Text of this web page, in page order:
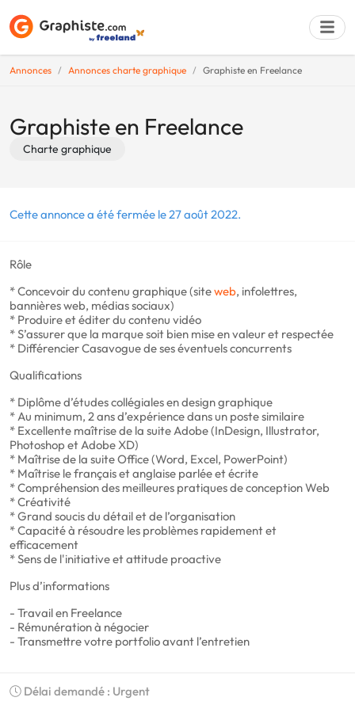
Annonces Annonces charte graphique Graphiste en Freelance
Graphiste en Freelance
Charte graphique
Cette annonce a été fermée le 27 août 2022.
Rôle
* Concevoir du contenu graphique (siteweb, infolettres,
bannières web, médias sociaux)
* Produire et éditer du contenu vidéo
* S’assurer que la marque soit bien mise en valeur et respectée
* Différencier Casavogue de ses éventuels concurrents
Qualifications
* Diplôme d’études collégiales en design graphique
* Au minimum, 2 ans d’expérience dans un poste similaire
* Excellente maîtrise de la suite Adobe (InDesign, Illustrator,
Photoshop et Adobe XD)
* Maîtrise de la suite Office (Word, Excel, PowerPoint)
* Maîtrise le français et anglaise parlée et écrite
* Compréhension des meilleures pratiques de conception Web
* Créativité
* Grand soucis du détail et de l’organisation
* Capacité à résoudre les problèmes rapidement et
efficacement
* Sens de l'initiative et attitude proactive
Plus d’informations
- Travail en Freelance
- Rémunération à négocier
- Transmettre votre portfolio avant l’entretien
Délai demandé : Urgent